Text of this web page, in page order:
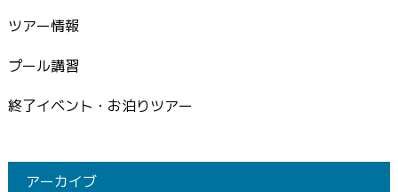
ツアー情報
プール講習
終了イベント・お泊りツアー
アーカイブ